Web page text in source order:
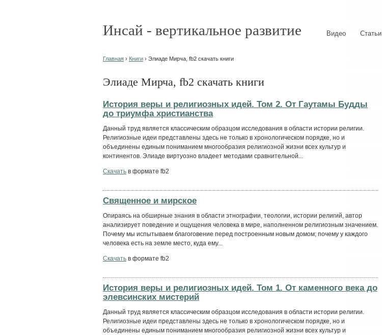
Инсай - вертикальное развитие Видео Статьи
Главная › Книги › Элиаде Мирча, fb2 скачать книги
Элиаде Мирча, fb2 скачать книги
История веры и религиозных идей. Том 2. От Гаутамы Будды
до триумфа христианства
Данный труд является классическим образцом исследования в области истории религии.
Религиозные идеи представлены здесь не только в хронологическом порядке, но и
объединены единым пониманием многообразия религиозной жизни всех культур и
континентов. Элиаде виртуозно владеет методами сравнительной...
Скачать в формате fb2
Священное и мирское
Опираясь на обширные знания в области этнографии, теологии, истории религий, автор
анализирует поведение и ощущения человека в мире, наполненном религиозным значением.
Почему мы испытываем благоговение перед построенным новым домом; почему у каждого
человека есть на земле место, куда ему...
Скачать в формате fb2
История веры и религиозных идей. Том 1. От каменного века до
элевсинских мистерий
Данный труд является классическим образцом исследования в области истории религии.
Религиозные идеи представлены здесь не только в хронологическом порядке, но и
объединены единым пониманием многообразия религиозной жизни всех культур и